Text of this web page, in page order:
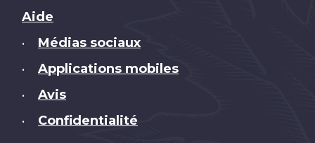
Brand
Aide
• Médias sociaux
• Applications mobiles
• Avis
• Confidentialité